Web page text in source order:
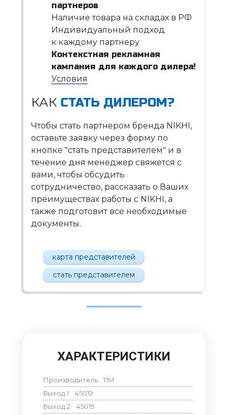
партнеров
Наличие товара на складах в РФ
Индивидуальный подход
к каждому партнеру
Контекстная рекламная
кампания для каждого дилера!
Условия
КАК СТАТЬ ДИЛЕРОМ?
Чтобы стать партнером бренда NIKHI,
оставьте заявку через форму по
кнопке "стать представителем" и в
течение дня менеджер свяжется с
вами, чтобы обсудить
сотрудничество, рассказать о Ваших
преимуществах работы с NIKHI, а
также подготовит все необходимые
документы.
карта представителей
стать представителем
ХАРАКТЕРИСТИКИ
Производитель TIM
Выход 1
45019
Выход 2
45019